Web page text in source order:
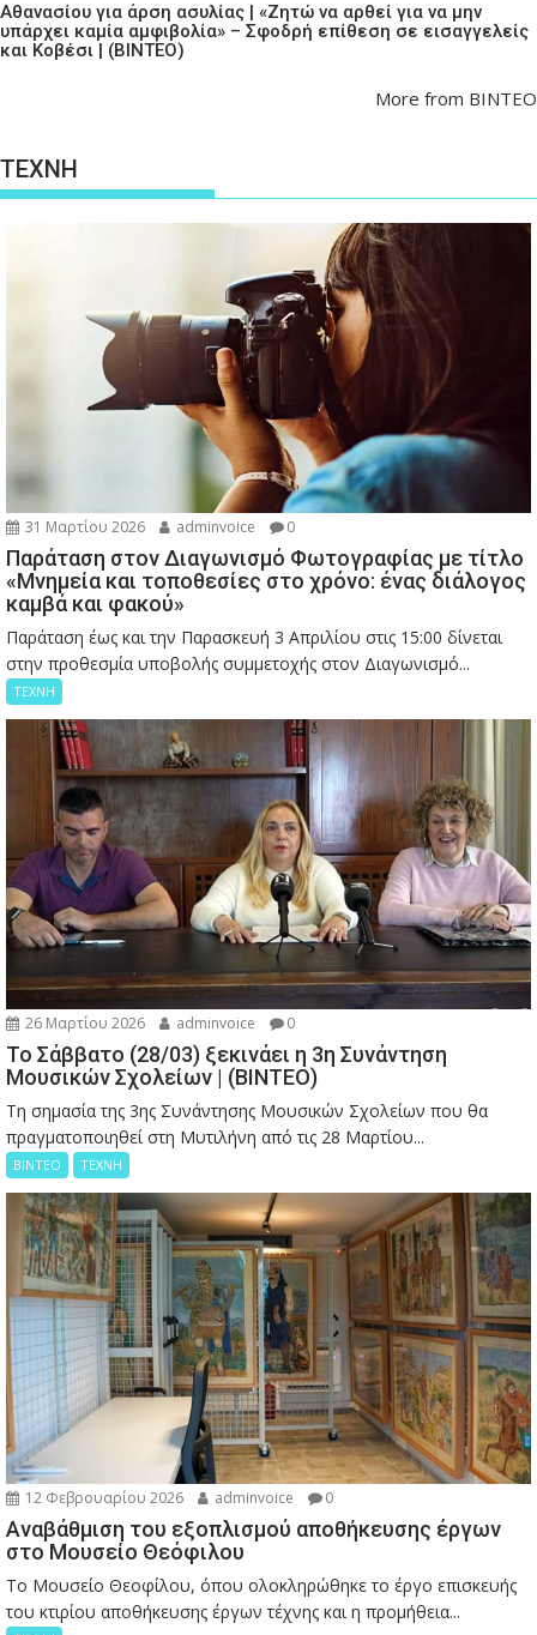
Αθανασίου για άρση ασυλίας | «Ζητώ να αρθεί για να μην
υπάρχει καμία αμφιβολία» – Σφοδρή επίθεση σε εισαγγελείς
και Κοβέσι | (ΒΙΝΤΕΟ)
More from ΒΙΝΤΕΟ
ΤΕΧΝΗ
31 Μαρτίου 2026 adminvoice 0
Παράταση στον Διαγωνισμό Φωτογραφίας με τίτλο
«Μνημεία και τοποθεσίες στο χρόνο: ένας διάλογος
καμβά και φακού»
Παράταση έως και την Παρασκευή 3 Απριλίου στις 15:00 δίνεται
στην προθεσμία υποβολής συμμετοχής στον Διαγωνισμό...
ΤΕΧΝΗ
26 Μαρτίου 2026 adminvoice 0
Το Σάββατο (28/03) ξεκινάει η 3η Συνάντηση
Μουσικών Σχολείων | (ΒΙΝΤΕΟ)
Τη σημασία της 3ης Συνάντησης Μουσικών Σχολείων που θα
πραγματοποιηθεί στη Μυτιλήνη από τις 28 Μαρτίου...
ΒΙΝΤΕΟ ΤΕΧΝΗ
12 Φεβρουαρίου 2026 adminvoice 0
Αναβάθμιση του εξοπλισμού αποθήκευσης έργων
στο Μουσείο Θεόφιλου
Το Μουσείο Θεοφίλου, όπου ολοκληρώθηκε το έργο επισκευής
του κτιρίου αποθήκευσης έργων τέχνης και η προμήθεια...